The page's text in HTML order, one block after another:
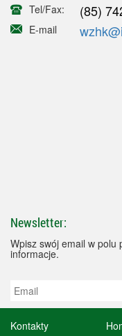
Tel/Fax: (85)
E-mail
Newsletter:
Wpisz swój email w polu
informacje.
Kontakty